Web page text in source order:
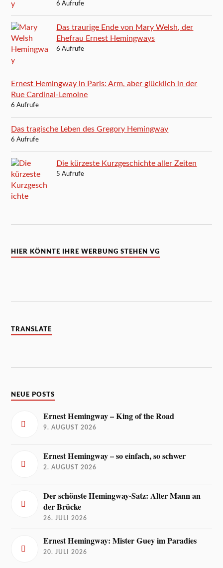
6 Aufrufe
Das traurige Ende von Mary Welsh, der
Ehefrau Ernest Hemingways
6 Aufrufe
Ernest Hemingway in Paris: Arm, aber glücklich in der
Rue Cardinal-Lemoine
6 Aufrufe
Das tragische Leben des Gregory Hemingway
6 Aufrufe
Die kürzeste Kurzgeschichte aller Zeiten
5 Aufrufe
HIER KÖNNTE IHRE WERBUNG STEHEN VG
TRANSLATE
NEUE POSTS
Ernest Hemingway – King of the Road
9. AUGUST 2026
Ernest Hemingway – so einfach, so schwer
2. AUGUST 2026
Der schönste Hemingway-Satz: Alter Mann an
der Brücke
26. JULI 2026
Ernest Hemingway: Mister Guey im Paradies
20. JULI 2026